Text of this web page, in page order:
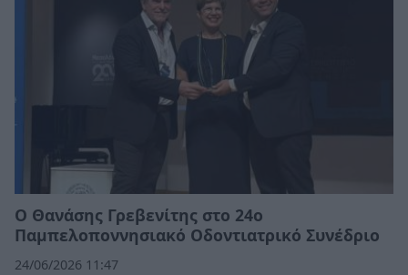
Ο Θανάσης Γρεβενίτης στο 24ο
Παμπελοποννησιακό Οδοντιατρικό Συνέδριο
24/06/2026 11:47